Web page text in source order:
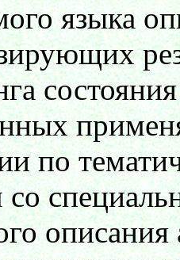
языка
по
со